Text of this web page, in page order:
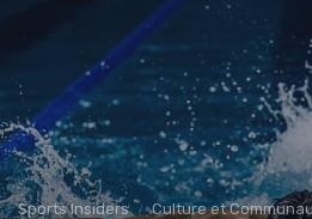
Sports Insiders Culture et Communauté
pièces et séries, et les
comparatifs avant leur
équipent un club, une salle
Bons plans matériel
Avant-premières